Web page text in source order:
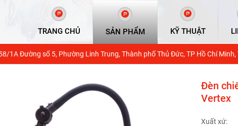
TRANG CHỦ SẢN PHẨM KỸ THUẬT
1A Đường số 5, Phường Linh Trung, Thành phố Thủ Đức, TP Hồ Chí Minh,
Đèn
Vertex
Xuất xứ: